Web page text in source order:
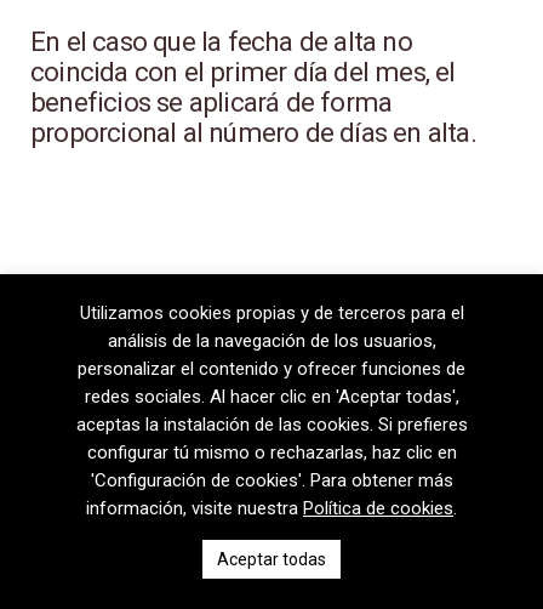
En el caso que la fecha de alta no
coincida con el primer día del mes, el
beneficios se aplicará de forma
proporcional al número de días en alta.
08720 Vilafranca del Penedès · General Prim 5, 2n · Barcelona
+34 938 170 417 · F+34 938 170 301
Utilizamos cookies propias y de terceros para el
análisis de la navegación de los usuarios,
personalizar el contenido y ofrecer funciones de
redes sociales. Al hacer clic en 'Aceptar todas',
aceptas la instalación de las cookies. Si prefieres
configurar tú mismo o rechazarlas, haz clic en
'Configuración de cookies'. Para obtener más
información, visite nuestra Política de cookies.
Aceptar todas